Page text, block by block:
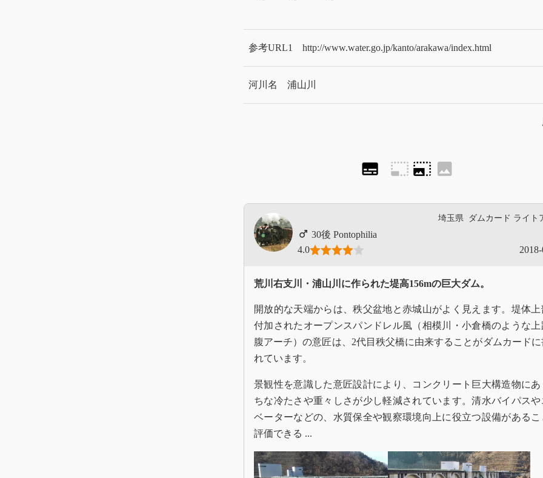
参考URL1 http://www.water.go.jp/kanto/arakawa/index.html
河川名 浦山川
subtitles photo_size_select_small photo_size_select_large image
埼玉県 ダムカード ライト
Pontophilia
4.0
荒川右支川・浦山川に作られた堤高156mの巨大ダム。
開放的な天端からは、秩父盆地と赤城山がよく見えます。堤体上
付加されたオープンスパンドレル風（相模川・小倉橋のような上
腹アーチ）の意匠は、2代目秩父橋に由来することがダムカード
れています。
景観性を意識した意匠設計により、コンクリート巨大構造物にあ
ちな冷たさや重々しさが少し軽減されています。清水バイパスや
ベーターなどの、水質保全や観察環境向上に役立つ設備があるこ
評価できる ...